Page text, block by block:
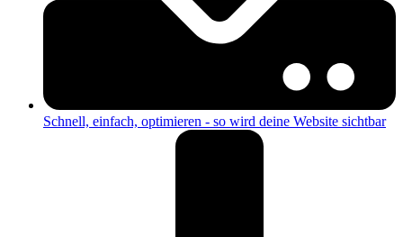
Schnell, einfach, optimieren - so wird deine Website sichtbar